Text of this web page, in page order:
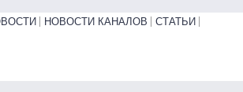
НОВОСТИ КАНАЛОВ
СТАТЬИ